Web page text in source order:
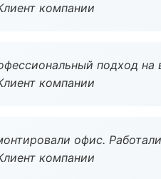
компании
подход на
компании
офис.
компании